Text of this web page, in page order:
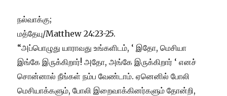
நல்வாக்கு;
மத்தேயு/Matthew 24:23-25.
“அப்பொழுது யாராவது உங்களிடம், ‘ இதோ, மெசியா
இங்கே இருக்கிறார்! அதோ, அங்கே இருக்கிறார் ‘ எனச்
சொன்னால் நீங்கள் நம்ப வேண்டாம். ஏனெனில் போலி
மெசியாக்களும், போலி இறைவாக்கினர்களும் தோன்றி,